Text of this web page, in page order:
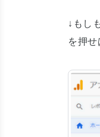
↓もし
を押